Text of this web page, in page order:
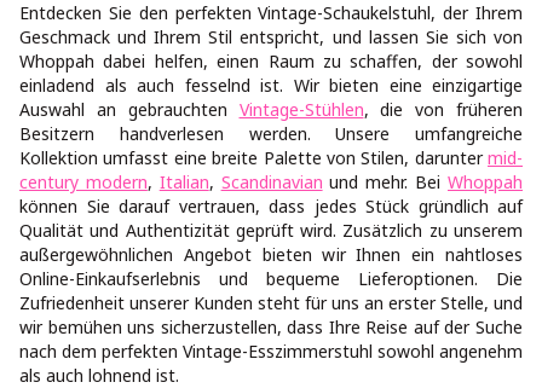
Entdecken Sie den perfekten Vintage-Schaukelstuhl, der Ihrem
Geschmack und Ihrem Stil entspricht, und lassen Sie sich von
Whoppah dabei helfen, einen Raum zu schaffen, der sowohl
einladend als auch fesselnd ist. Wir bieten eine einzigartige
Auswahl an gebrauchten Vintage-Stühlen, die von früheren
Besitzern handverlesen werden. Unsere umfangreiche
Kollektion umfasst eine breite Palette von Stilen, daruntermid-
century modern, Italian, Scandinavian und mehr. BeiWhoppah
können Sie darauf vertrauen, dass jedes Stück gründlich auf
Qualität und Authentizität geprüft wird. Zusätzlich zu unserem
außergewöhnlichen Angebot bieten wir Ihnen ein nahtloses
Online-Einkaufserlebnis und bequeme Lieferoptionen. Die
Zufriedenheit unserer Kunden steht für uns an erster Stelle, und
wir bemühen uns sicherzustellen, dass Ihre Reise auf der Suche
nach dem perfekten Vintage-Esszimmerstuhl sowohl angenehm
als auch lohnend ist.